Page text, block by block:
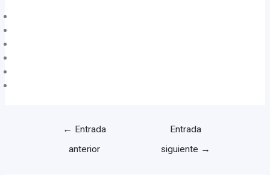
← Entrada
anterior
Entrada
siguiente →